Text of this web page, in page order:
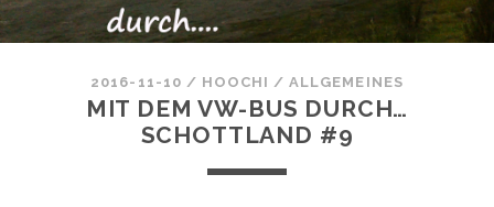
2016-11-10 / HOOCHI /ALLGEMEINES
MIT DEM VW-BUS DURCH…
SCHOTTLAND #9